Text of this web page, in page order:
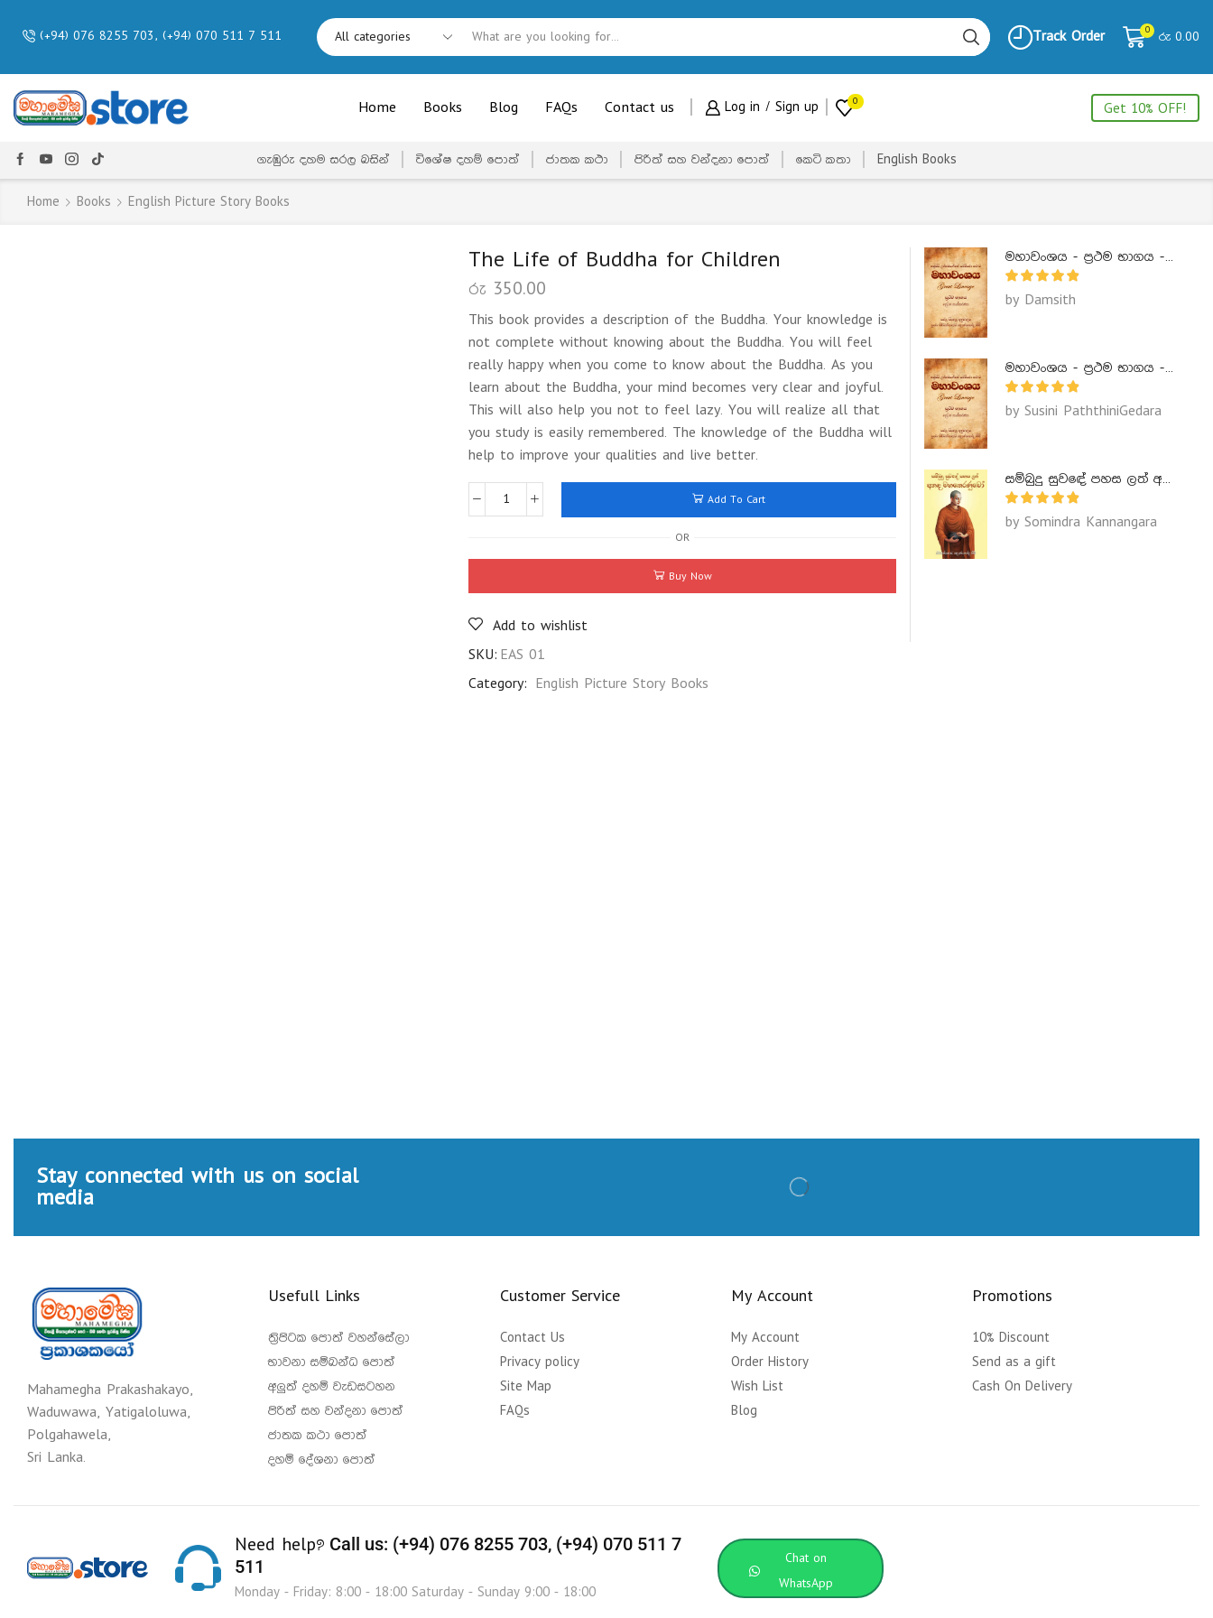
(+94) 076 8255 703, (+94) 070 511 7 511 Track Order 0 රු 0.00
Home Books Blog FAQs Contact us Log in / Sign up 0
Get 10% OFF!
ගැඹුරු දහම සරල බසින් විශේෂ දහම් පොත් ජාතක කථා පිරිත් සහ වන්දනා පොත් කෙටි කතා English Books
Home Books English Picture Story Books
The Life of Buddha for Children
රු 350.00
This book provides a description of the Buddha. Your knowledge is
not complete without knowing about the Buddha. You will feel
really happy when you come to know about the Buddha. As you
learn about the Buddha, your mind becomes very clear and joyful.
This will also help you not to feel lazy. You will realize all that
you study is easily remembered. The knowledge of the Buddha will
help to improve your qualities and live better.
Add To Cart
OR
Buy Now
Add to wishlist
SKU: EAS 01
Category:
English Picture Story Books
මහාවංශය - ප්‍රථම භාගය - Mahawanshaya 1
by Damsith
මහාවංශය - ප්‍රථම භාගය - Mahawanshaya 1
by Susini PaththiniGedara
සම්බුදු සුවඳේ පහස ලත් අනඳ මහතෙරණුවෝ - Ananda Maha Theranuwo
by Somindra Kannangara
Stay connected with us on social
media
Mahamegha Prakashakayo,
Waduwawa, Yatigaloluwa,
Polgahawela,
Sri Lanka.
Usefull Links
ත්‍රිපිටක පොත් වහන්සේලා
භාවනා සම්බන්ධ පොත්
අලුත් දහම් වැඩසටහන
පිරිත් සහ වන්දනා පොත්
ජාතක කථා පොත්
දහම් දේශනා පොත්
Customer Service
Contact Us
Privacy policy
Site Map
FAQs
My Account
My Account
Order History
Wish List
Blog
Promotions
10% Discount
Send as a gift
Cash On Delivery
Need help? Call us: (+94) 076 8255 703, (+94) 070 511 7
511
Monday - Friday: 8:00 - 18:00 Saturday - Sunday 9:00 - 18:00
Chat on
WhatsApp